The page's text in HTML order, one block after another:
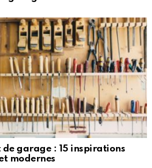
garage : 15 inspirations
modernes